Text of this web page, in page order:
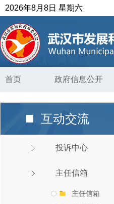
2026年8月8日 星期六
首页 政府信息公开
互动交流
投诉中心
主任信箱
主任信箱